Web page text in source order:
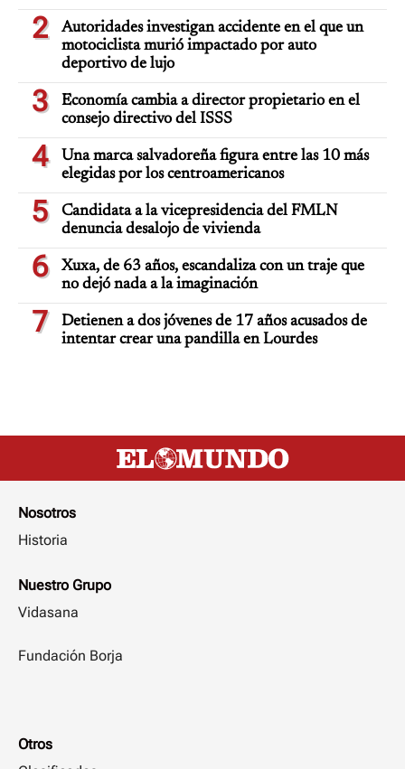
2
Autoridades investigan accidente en el que un
motociclista murió impactado por auto
deportivo de lujo
3
Economía cambia a director propietario en el
consejo directivo del ISSS
4
Una marca salvadoreña figura entre las 10 más
elegidas por los centroamericanos
5
Candidata a la vicepresidencia del FMLN
denuncia desalojo de vivienda
6
Xuxa, de 63 años, escandaliza con un traje que
no dejó nada a la imaginación
7
Detienen a dos jóvenes de 17 años acusados de
intentar crear una pandilla en Lourdes
Nosotros
Historia
Nuestro Grupo
Vidasana
Fundación Borja
Otros